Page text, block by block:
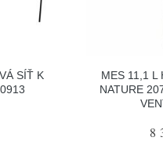
SÍŤ K
MES 11,1 L
NATURE
8